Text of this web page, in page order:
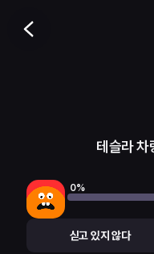
테슬라 차
0%
싣고 있지 않다